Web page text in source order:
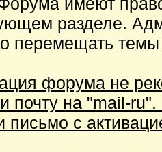
разделе.
перемещать темы
форума не
почту на "mail-
письмо с